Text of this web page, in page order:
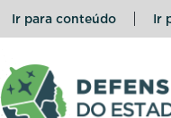
Ir para conteúdo Ir
Defensoria